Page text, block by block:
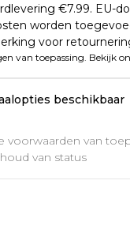
€7.99. EU-
worden
voor
van toepassing. Bekijk
beschikbaar
voorwaarden van
van status